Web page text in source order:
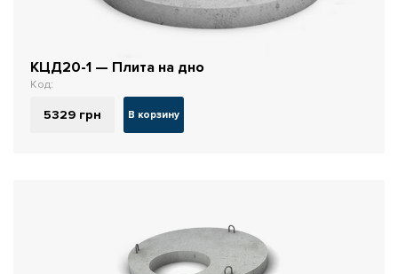
КЦД20-1 — Плита на дно
Код:
5329 грн В корзину